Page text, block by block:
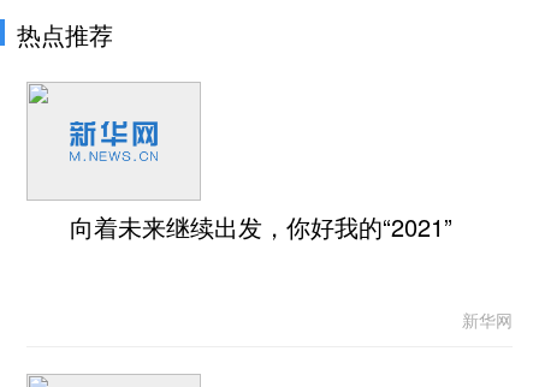
热点推荐
向着未来继续出发，你好我的“2021”
新华网